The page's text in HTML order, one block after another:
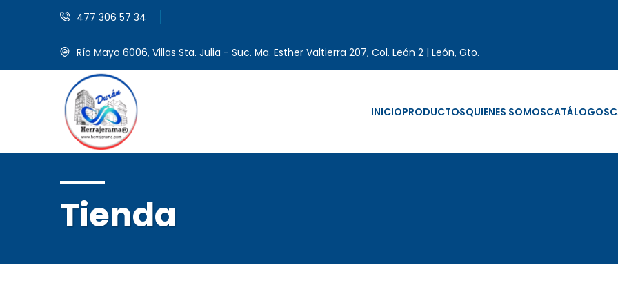
477 306 57 34
Río Mayo 6006, Villas Sta. Julia - Suc. Ma. Esther Valtierra 207, Col. León 2 | León, Gto.
INICIOPRODUCTOSQUIENES SOMOSCATÁLOGOS
Tienda